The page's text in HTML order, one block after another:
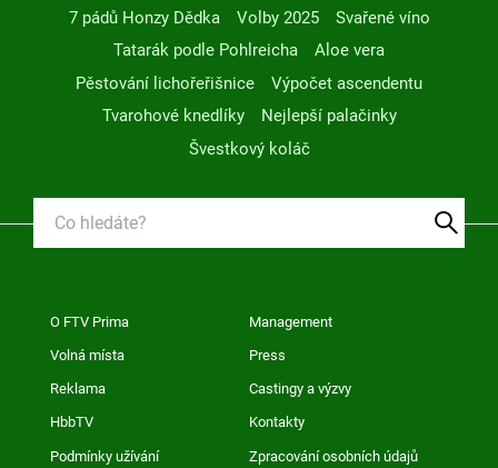
7 pádů Honzy Dědka
Volby 2025
Svařené víno
Tatarák podle Pohlreicha
Aloe vera
Pěstování lichořeřišnice
Výpočet ascendentu
Tvarohové knedlíky
Nejlepší palačinky
Švestkový koláč
O FTV Prima Management
Volná místa Press
Reklama Castingy a výzvy
HbbTV Kontakty
Podmínky užívání Zpracování osobních údajů